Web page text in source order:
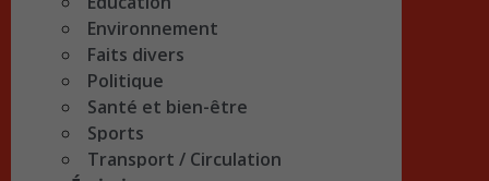
Environnement
Faits divers
Politique
Santé et bien-être
Sports
Transport / Circulation